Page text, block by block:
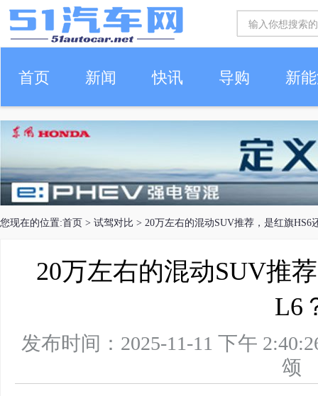
首页 新闻 快讯 导购 新
车生活
您现在的位置:首页 > 试驾对比 > 20万左右的混动SUV推荐，是红旗HS6
20万左右的混动SUV推
L6
发布时间：2025-11-11 下午